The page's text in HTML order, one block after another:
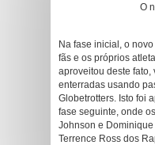
O
Na fase inicial, o
fãs e os próprios
aproveitou deste fato,
enterradas usando
Globetrotters. Isto foi
fase seguinte, onde
Johnson e
Terrence Ross dos